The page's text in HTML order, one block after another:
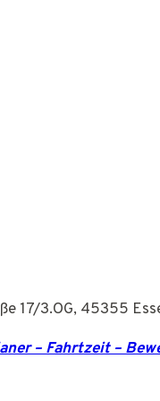
17/3.OG, 45355
– Fahrtzeit –